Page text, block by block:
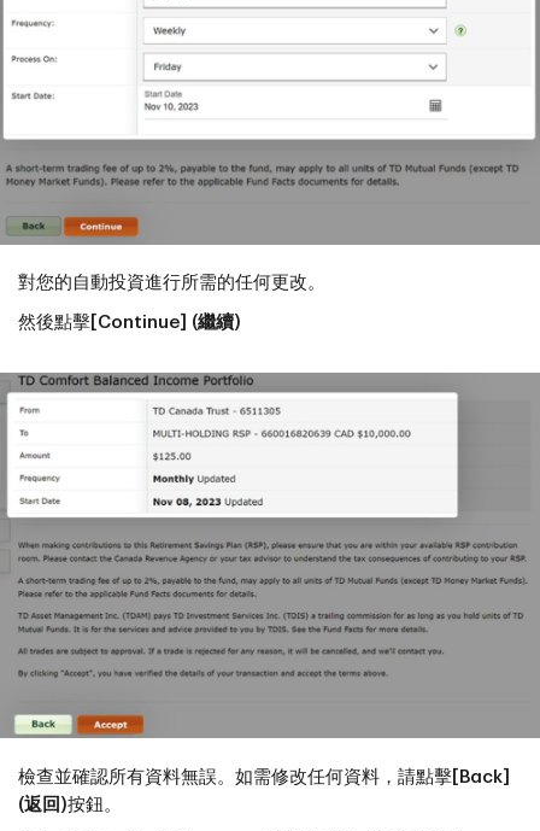
對您的自動投資進行所需的任何更改。
然後點擊 [Continue] (繼續)
檢查並確認所有資料無誤。如需修改任何資料，請點擊 [Back]
(返回)按鈕。